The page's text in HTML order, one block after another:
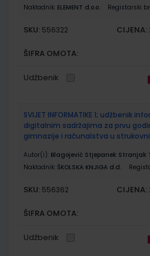
Nakladnik: ELEMENT d.o.o. Registarski
SKU: 556322 CIJENA:
ŠIFRA OMOTA:
Udžbenik
SVIJET INFORMATIKE 1; udžbenik
digitalnim sadržajima za prvu
gimnazije i računalstva u
Autor(i): Blagojević Stjepanek Stranjak
Nakladnik: ŠKOLSKA KNJIGA d.d.
SKU: 556362 CIJENA:
ŠIFRA OMOTA:
Udžbenik